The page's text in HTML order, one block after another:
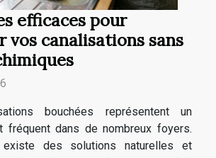
efficaces pour
vos canalisations sans
bouchées représentent un
fréquent dans de nombreux foyers.
des solutions naturelles et